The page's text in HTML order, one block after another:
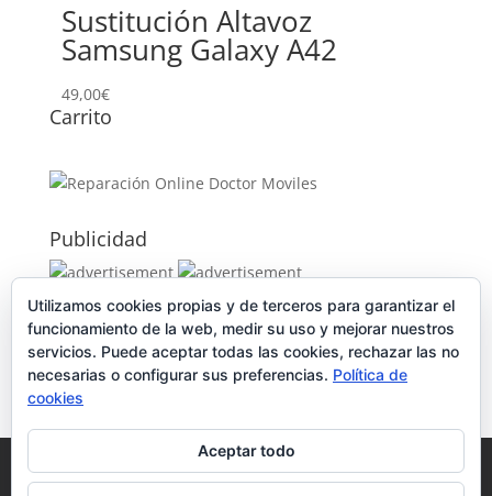
Sustitución Altavoz
Samsung Galaxy A42
49,00€
Carrito
Publicidad
Publicidad
Política de Cookies
Condiciones y Privacidad
Utilizamos cookies propias y de terceros para garantizar el
funcionamiento de la web, medir su uso y mejorar nuestros
servicios. Puede aceptar todas las cookies, rechazar las no
necesarias o configurar sus preferencias. Política de
cookies
Aceptar todo